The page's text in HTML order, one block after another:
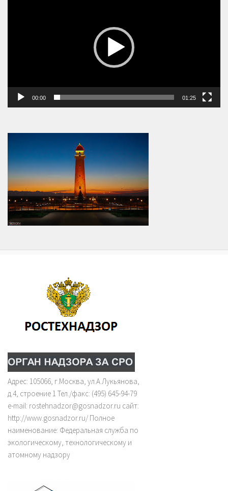
00:00 01:25
Адрес: 105066, г.Москва, ул.А.Лукьянова,
д.4, строение 1 Тел./факс: (495) 645-94-79
e-mail: rostehnadzor@gosnadzor.ru сайт:
http://www.gosnadzor.ru/ Полное
наименование: Федеральная служба по
экологическому, технологическому и
атомному надзору